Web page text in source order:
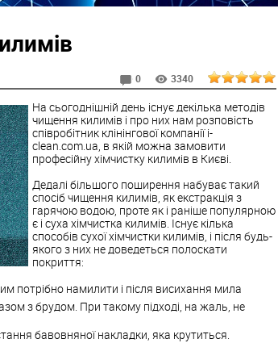
0 3340
На сьогоднішній день існує декілька методів
чищення килимів і про них нам розповість
співробітник клінінгової компанії i-
clean.com.ua, в якій можна замовити
професійну хімчистку килимів в Києві.
Дедалі більшого поширення набуває такий
спосіб чищення килимів, як екстракція з
гарячою водою, проте як і раніше популярною
є і суха хімчистка килимів. Існує кілька
способів сухої хімчистки килимів, і після будь-
якого з них не доведеться полоскати
покриття:
потрібно намилити і після висихання мила
з брудом. При такому підході, на жаль, не
бавовняної накладки, яка крутиться.